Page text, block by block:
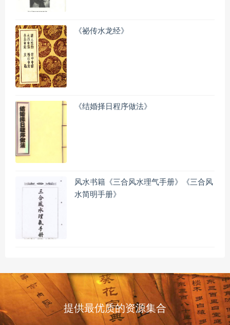
《祕传水龙经》
《结婚择日程序做法》
风水书籍《三合风水理气手册》《三合风
水简明手册》
提供最优质的资源集合